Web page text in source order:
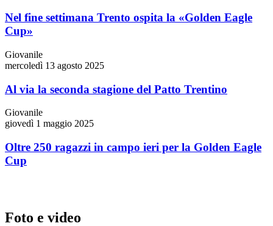
Nel fine settimana Trento ospita la «Golden Eagle
Cup»
Giovanile
mercoledì 13 agosto 2025
Al via la seconda stagione del Patto Trentino
Giovanile
giovedì 1 maggio 2025
Oltre 250 ragazzi in campo ieri per la Golden Eagle
Cup
Foto e video